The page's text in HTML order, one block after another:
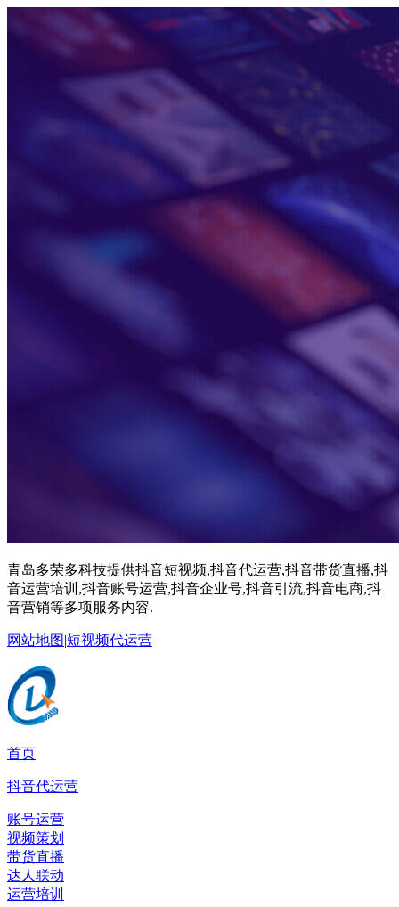
青岛多荣多科技提供抖音短视频,抖音代运营,抖音带货直播,抖
音运营培训,抖音账号运营,抖音企业号,抖音引流,抖音电商,抖
音营销等多项服务内容.
网站地图|短视频代运营
首页
抖音代运营
账号运营
视频策划
带货直播
达人联动
运营培训